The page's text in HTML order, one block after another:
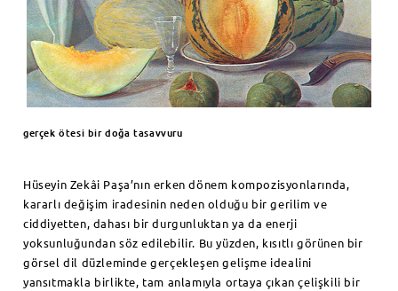
gerçek ötesi bir doğa tasavvuru
Hüseyin Zekâi Paşa’nın erken dönem kompozisyonlarında,
kararlı değişim iradesinin neden olduğu bir gerilim ve
ciddiyetten, dahası bir durgunluktan ya da enerji
yoksunluğundan söz edilebilir. Bu yüzden, kısıtlı görünen bir
görsel dil düzleminde gerçekleşen gelişme idealini
yansıtmakla birlikte, tam anlamıyla ortaya çıkan çelişkili bir